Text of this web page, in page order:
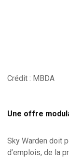
Crédit : MBDA
Une offre
Sky Warden doit
d’emplois, de la